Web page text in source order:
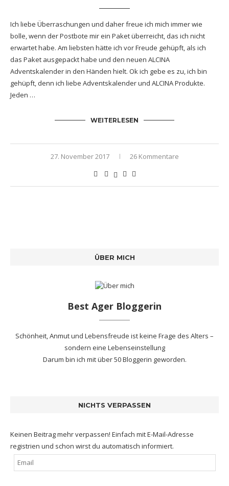
Ich liebe Überraschungen und daher freue ich mich immer wie
bolle, wenn der Postbote mir ein Paket überreicht, das ich nicht
erwartet habe. Am liebsten hätte ich vor Freude gehüpft, als ich
das Paket ausgepackt habe und den neuen ALCINA
Adventskalender in den Händen hielt. Ok ich gebe es zu, ich bin
gehüpft, denn ich liebe Adventskalender und ALCINA Produkte.
Jeden …
WEITERLESEN
27. November 2017 26 Kommentare
ÜBER MICH
Best Ager Bloggerin
Schönheit, Anmut und Lebensfreude ist keine Frage des Alters –
sondern eine Lebenseinstellung
Darum bin ich mitüber 50 Bloggerin geworden.
NICHTS VERPASSEN
Keinen Beitrag mehr verpassen! Einfach mit E-Mail-Adresse
registrien und schon wirst du automatisch informiert.